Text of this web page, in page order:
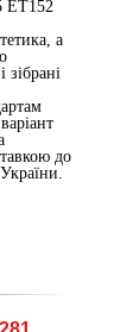
ET152
а
до